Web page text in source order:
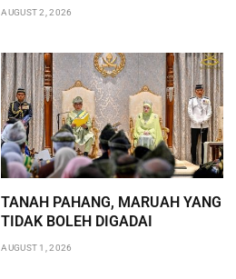
AUGUST 2, 2026
TANAH PAHANG, MARUAH YANG
TIDAK BOLEH DIGADAI
AUGUST 1, 2026